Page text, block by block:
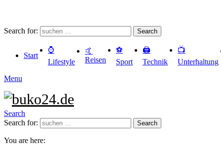
Search for: Search
Start
⌚️
Lifestyle
🤙
Reisen
⚽️
Sport
🖨️
Technik
📺
Unterhaltung
Menu
Search
Search for:
Search
You are here: